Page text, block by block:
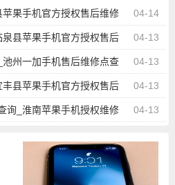
04-14
果手机官方授权售后维修
04-13
县苹果手机官方授权售后
04-13
州一加手机售后维修点查
04-13
县苹果手机官方授权售后
04-13
询_淮南苹果手机授权维修